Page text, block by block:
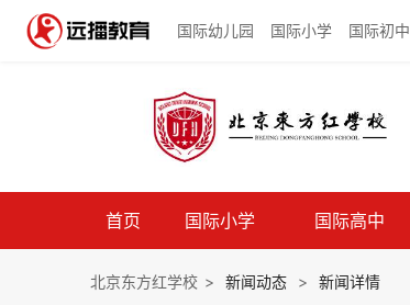
国际幼儿园 国际小学 国际初中
首页 国际小学 国际高中
北京东方红学校 > 新闻动态 > 新闻详情